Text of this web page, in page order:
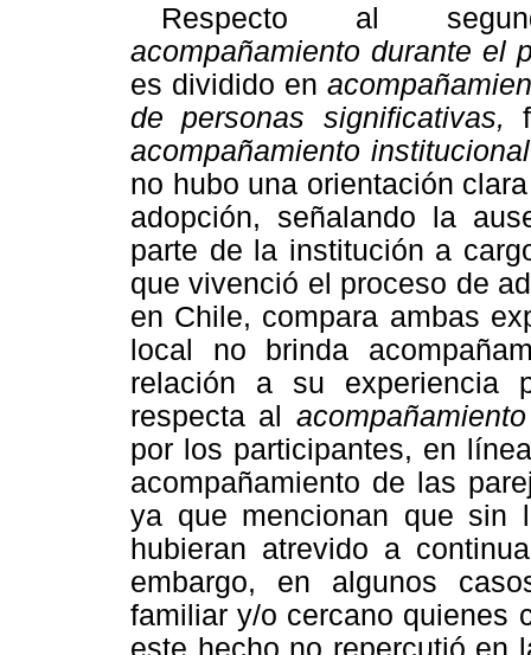
Respecto al
acompañamiento durante el
es dividido en
de personas significativas,
acompañamiento institucional
no hubo una orientación
adopción, señalando la
parte de la institución a
que vivenció el proceso de
en Chile, compara ambas
local no brinda
relación a su experiencia
respecta al
por los participantes, en
acompañamiento de las
ya que mencionan que sin
hubieran atrevido a
embargo, en algunos
familiar y/o cercano quienes
este hecho no repercutió en